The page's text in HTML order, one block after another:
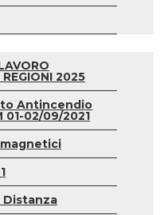
2025
Antincendio
02/09/2021
Distanza